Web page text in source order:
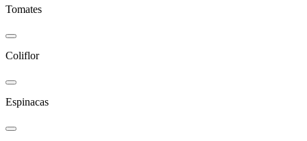
Tomates
Coliflor
Espinacas